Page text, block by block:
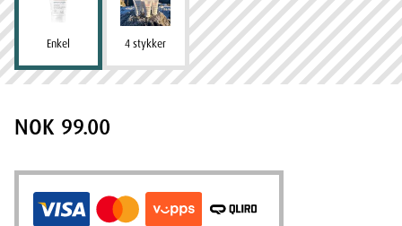
Enkel 4 stykker
NOK 99.00